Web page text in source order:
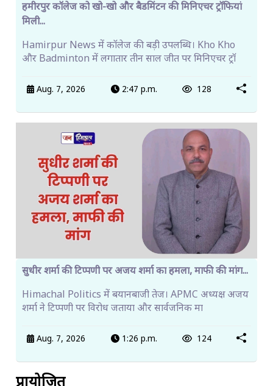
हमीरपुर कॉलेज को खो-खो और बैडमिंटन की मिनिएचर ट्रॉफियां
मिली...
Hamirpur News में कॉलेज की बड़ी उपलब्धि। Kho Kho
और Badminton में लगातार तीन साल जीत पर मिनिएचर ट्रॉ
Aug. 7, 2026 2:47 p.m. 128
सुधीर शर्मा की टिप्पणी पर अजय शर्मा का हमला, माफी की मांग...
Himachal Politics में बयानबाजी तेज। APMC अध्यक्ष अजय
शर्मा ने टिप्पणी पर विरोध जताया और सार्वजनिक मा
Aug. 7, 2026 1:26 p.m. 124